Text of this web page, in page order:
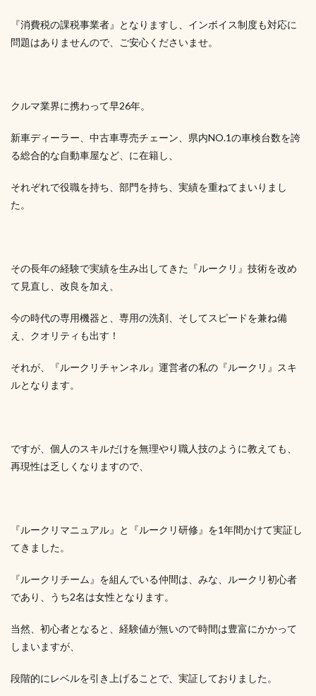
『消費税の課税事業者』となりますし、インボイス制度も対応に
問題はありませんので、ご安心くださいませ。
クルマ業界に携わって早26年。
新車ディーラー、中古車専売チェーン、県内NO.1の車検台数を誇
る総合的な自動車屋など、に在籍し、
それぞれで役職を持ち、部門を持ち、実績を重ねてまいりまし
た。
その長年の経験で実績を生み出してきた『ルークリ』技術を改め
て見直し、改良を加え、
今の時代の専用機器と、専用の洗剤、そしてスピードを兼ね備
え、クオリティも出す！
それが、『ルークリチャンネル』運営者の私の『ルークリ』スキ
ルとなります。
ですが、個人のスキルだけを無理やり職人技のように教えても、
再現性は乏しくなりますので、
『ルークリマニュアル』と『ルークリ研修』を1年間かけて実証し
てきました。
『ルークリチーム』を組んでいる仲間は、みな、ルークリ初心者
であり、うち2名は女性となります。
当然、初心者となると、経験値が無いので時間は豊富にかかって
しまいますが、
段階的にレベルを引き上げることで、実証しておりました。